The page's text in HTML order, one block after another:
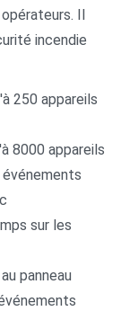
Il
incendie
250 appareils
8000 appareils
événements
sur les
panneau